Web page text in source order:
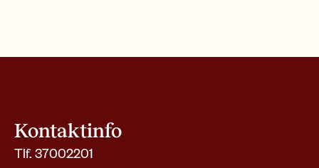
Kontaktinfo
Tlf. 37002201